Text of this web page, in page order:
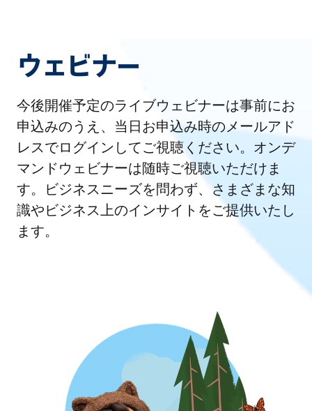
ウェビナー
今後開催予定のライブウェビナーは事前にお
申込みのうえ、当日お申込み時のメールアド
レスでログインしてご視聴ください。オンデ
マンドウェビナーは随時ご視聴いただけま
す。ビジネスニーズを問わず、さまざまな知
識やビジネス上のインサイトをご提供いたし
ます。